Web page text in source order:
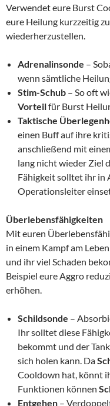
Verwendet eure Burst
eure Heilung kurzzeitig
wiederherzustellen.
Adrenalinsonde –
wenn sämtliche
Stim-Schub – So oft
Vorteilfür Burst
Taktische
einen Buff auf ihre
anschließend mit
lang nicht wieder Ziel
Fähigkeit solltet ihr in
Operationsleiter
Überlebensfähigkeiten
Mit euren
in einem Kampf am
und ihr viel Schaden
Beispiel eure Aggro
erhöhen.
Schildsonde –
Ihr solltet diese
bekommt und der
sich holen kann. Da
Cooldown hat, könnt
Funktionen können
Entgehen –